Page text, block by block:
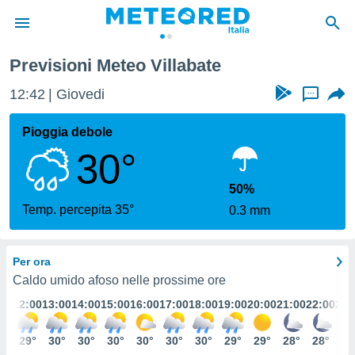
di
per
le
di
le
Previsioni Meteo Villabate
12:42 Giovedi ...
Pioggia debole
30°
Temp. percepita 35°
50%
0.3 mm
Per ora
Caldo umido afoso nelle prossime ore
12:00
29°
13:00
30°
14:00
30°
15:00
30°
16:00
30°
17:00
30°
18:00
30°
19:00
29°
20:00
29°
21:00
28°
22:00
28°